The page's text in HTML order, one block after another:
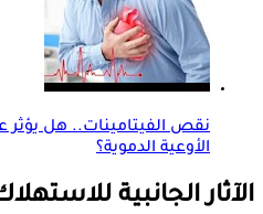
نقص الفيتامينات.. هل
الأوعية الدموية؟
الآثار الجانبية